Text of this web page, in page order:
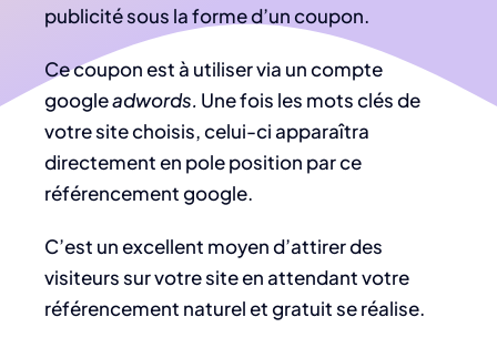
publicité sous la forme d’un coupon.
Ce coupon est à utiliser via un compte
googleadwords. Une fois les mots clés de
votre site choisis, celui-ci apparaîtra
directement en pole position par ce
référencement google.
C’est un excellent moyen d’attirer des
visiteurs sur votre site en attendant votre
référencement naturel et gratuit se réalise.